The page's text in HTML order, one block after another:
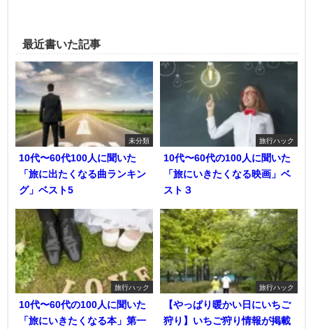
最近書いた記事
未分類
10代〜60代100人に聞いた
「旅に出たくなる曲ランキン
グ」ベスト5
旅行ハック
10代〜60代の100人に聞いた
「旅にいきたくなる映画」ベ
スト３
旅行ハック
10代〜60代の100人に聞いた
「旅にいきたくなる本」第一
旅行ハック
【やっぱり暖かい日にいちご
狩り】いちご狩り情報が掲載